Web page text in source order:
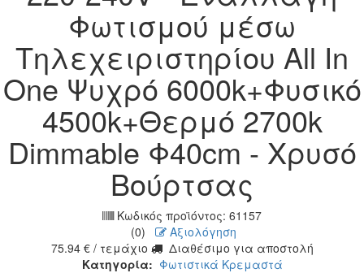
Φωτισμού μέσω
Τηλεχειριστηρίου All In
One Ψυχρό 6000k+Φυσικό
4500k+Θερμό 2700k
Dimmable Φ40cm - Χρυσό
Βούρτσας
Κωδικός προϊόντος: 61157
(0)
Αξιολόγηση
75.94 € / τεμάχιο
Διαθέσιμο για αποστολή
Κατηγορία: Φωτιστικά Κρεμαστά